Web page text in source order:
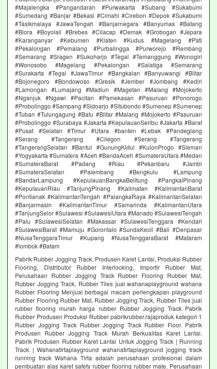
#Majalengka #Pangandaran #Purwakarta #Subang #Sukabumi
#Sumedang #Banjar #Bekasi #Cimahi #Cirebon #Depok #Sukabumi
#Tasikmalaya #JawaTengah #Banjarnegara #Banyumas #Batang
#Blora #Boyolali #Brebes #Cilacap #Demak #Grobogan #Jepara
#Karanganyar #Kebumen #Klaten #Kudus #Magelang #Pati
#Pekalongan #Pemalang #Purbalingga #Purworejo #Rembang
#Semarang #Sragen #Sukoharjo #Tegal #Temanggung #Wonogiri
#Wonosobo #Magelang #Pekalongan #Salatiga #Semarang
#Surakarta #Tegal #JawaTimur #Bangkalan #Banyuwangi #Blitar
#Bojonegoro #Bondowoso #Gresik #Jember #Jombang #Kediri
#Lamongan #Lumajang #Madiun #Magetan #Malang #Mojokerto
#Nganjuk #Ngawi #Pacitan #Pamekasan #Pasuruan #Ponorogo
#Probolinggo #Sampang #Sidoarjo #Situbondo #Sumenep #Sumenep
#Tuban #Tulungagung #Batu #Blitar #Malang #Mojokerto #Pasuruan
#Probolinggo #Surabaya #Jakarta #KepulauanSeribu #Jakarta #Barat
#Pusat #Selatan #Timur #Utara #banten #Lebak #Pandeglang
#Serang #Tangerang #Cilegon #Serang #Tangerang
#TangerangSelatan #Bantul #GunungKidul #KulonProgo #Sleman
#Yogyakarta #Sumatera #Aceh #BandaAceh #SumateraUtara #Medan
#SumateraBarat #Padang #Riau #Pekanbaru #Jambi
#SumateraSelatan #Palembang #Bengkulu #Lampung
#BandarLampung #KepulauanBangkaBelitung #PangkalPinang
#KepulauanRiau #TanjungPinang #Kalimatan #KalimantanBarat
#Pontianak #KalimantanTengah #PalangkaRaya #KalimantanSelatan
#Banjarmasin #KalimantanTimur #Samarinda #KalimantanUtara
#TanjungSelor #Sulawesi #SulawesiUtara #Manado #SulawesiTengah
#Palu #SulawesiSelatan #Makassar #SulawesiTenggara #Kendari
#SulawesiBarat #Mamuju #Gorontalo #SundaKecil #Bali #Denpasar
#NusaTenggaraTimur #Kupang #NusaTenggaraBarat #Mataram
#lombok #Batam
Pabrik Rubber Jogging Track, Produsen Karet Lantai, Produksi Rubber
Flooring, Distributor Rubber Interlocking, Importir Rubber Mat,
Perusahaan Rubber Jogging Track Rubber Flooring Rubber Mat,
Rubber Jogging Track, Rubber Tiles jual wahanaplayground wahana
Rubber Flooring Menjual berbagai macam perlengkapan playground
Rubber Flooring Rubber Mat, Rubber Jogging Track, Rubber Tiles jual
rubber flooring murah harga rubber Rubber Jogging Track Pabrik
Rubber Produsen Produksi Rubber pabrikrubber.rajaproduk kategori 1
Rubber Jogging Track Rubber Jogging Track Rubber Floor. Pabrik
Produsen Rubber Jogging Track Murah Berkualitas Karet Lantai.
Pabrik Produsen Rubber Karet Lantai Untuk Jogging Track | Running
Track | Wahanatirtaplayground wahanatirtaplayground jogging track
running track Wahana Tirta adalah perusahaan profesional dalam
pembuatan alas karet safety rubber flooring rubber mate. Perusahaan